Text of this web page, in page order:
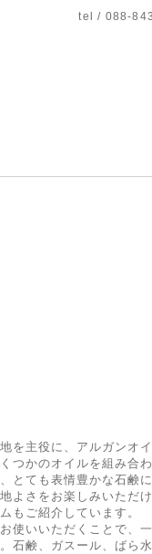
tel / 088-
を主役に、アルガンオ
つかのオイルを組み合
とても表情豊かな石鹸
よさをお楽しみいただけ
もご紹介しています。
使いいただくことで、
石鹸、ガスール、ばら